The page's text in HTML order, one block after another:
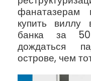
фанатазерам
купить
банка за
дождаться
острове, чем